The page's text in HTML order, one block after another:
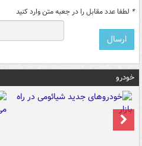
* لطفا عدد مقابل را در جعبه متن وارد کنید
خودرو